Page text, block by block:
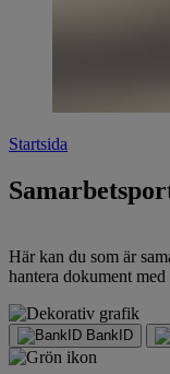
Startsida
Här kan du som är
hantera dokument med
BankID